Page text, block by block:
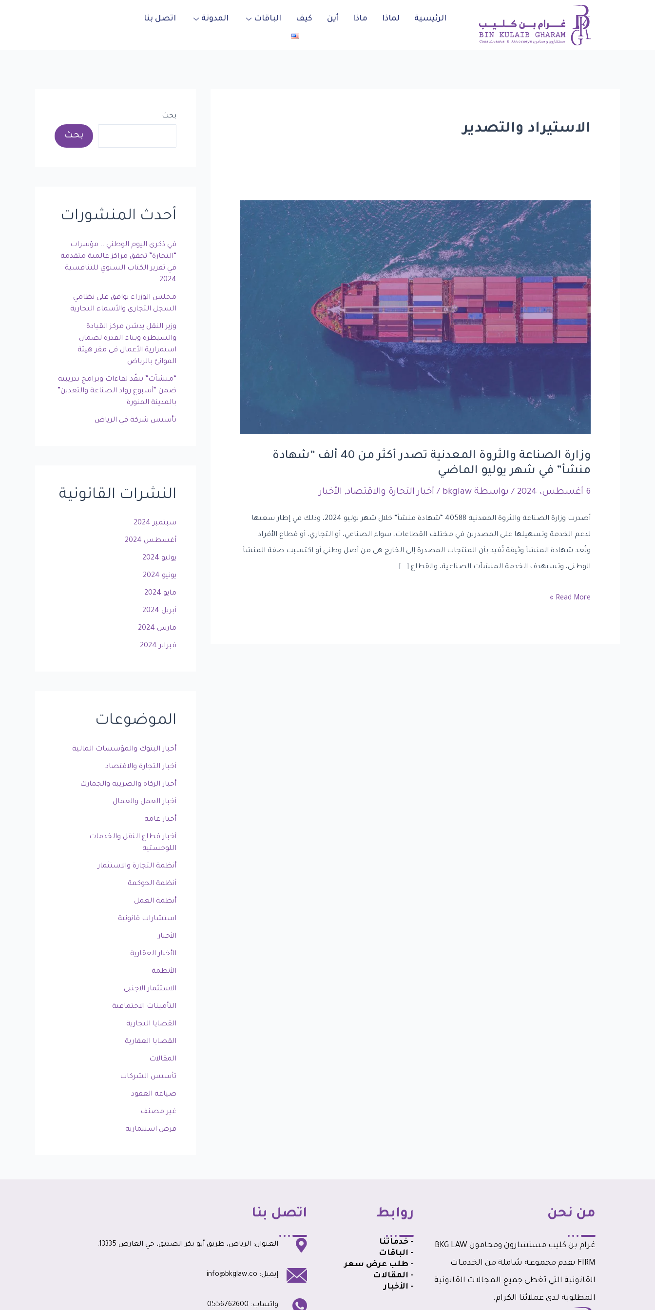
الرئيسية لماذا ماذا أين كيف الباقات المدونة اتصل بنا
الاستيراد والتصدير
وزارة الصناعة والثروة المعدنية تصدر أكثر من 40 ألف “شهادة
منشأ” في شهر يوليو الماضي
6 أغسطس، 2024 / بواسطة bkglaw
/ أخبار التجارة والاقتصاد, الأخبار
أصدرت وزارة الصناعة والثروة المعدنية 40588 “شهادة منشأ” خلال شهر يوليو 2024، وذلك في إطار سعيها
لدعم الخدمة وتسهيلها على المصدرين في مختلف القطاعات، سواء الصناعي، أو التجاري، أو قطاع الأفراد.
وتُعد شهادة المنشأ وثيقة تُفيد بأن المنتجات المصدرة إلى الخارج هي من أصل وطني أو اكتسبت صفة المنشأ
الوطني، وتستهدف الخدمة المنشآت الصناعية، والقطاع […]
وزارة
الصناعة
والثروة
المعدنية
تصدر
أكثر
من
40
ألف
شهر
الماضي
Read More »
بحث
بحث
أحدث المنشورات
في ذكرى اليوم الوطني .. مؤشرات
“التجارة” تحقق مراكز عالمية متقدمة
في تقرير الكتاب السنوي للتنافسية
2024
مجلس الوزراء يوافق على نظامي
السجل التجاري والأسماء التجارية
وزير النقل يدشن مركز القيادة
والسيطرة وبناء القدرة لضمان
استمرارية الأعمال في مقر هيئة
الموانئ بالرياض
“منشآت” تنفّذ لقاءات وبرامج تدريبية
ضمن “أسبوع رواد الصناعة والتعدين”
بالمدينة المنورة
تأسيس شركة في الرياض
النشرات القانونية
سبتمبر 2024
أغسطس 2024
يوليو 2024
يونيو 2024
مايو 2024
أبريل 2024
مارس 2024
فبراير 2024
الموضوعات
أخبار البنوك والمؤسسات المالية
أخبار التجارة والاقتصاد
أخبار الزكاة والضريبة والجمارك
أخبار العمل والعمال
أخبار عامة
أخبار قطاع النقل والخدمات
اللوجستية
أنظمة التجارة والاستثمار
أنظمة الحوكمة
أنظمة العمل
استشارات قانونية
الأخبار
الأخبار العقارية
الأنظمة
الاستثمار الاجنبي
التأمينات الاجتماعية
القضايا التجارية
القضايا العقارية
المقالات
تأسيس الشركات
صياغة العقود
غير مصنف
فرص استثمارية
من نحن
غرام بن كليب مستشارون ومحامون BKG LAW
FIRM يقدم مجموعـة شاملة من الخدمـات
القانونية التي تغطي جميع المجالات القانونية
المطلوبة لدى عملائنا الكرام.
روابط
- خدماتنا
- الباقات
- طلب عرض سعر
- المقالات
- الأخبار
اتصل بنا
العنوان: الرياض، طريق أبو بكر الصديق، حي العارض 13335.
إيميل: info@bkglaw.co
واتساب: 0556762600